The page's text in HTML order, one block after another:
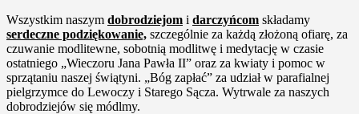
Wszystkim naszym dobrodziejom i darczyńcom składamy
serdeczne podziękowanie, szczególnie za każdą złożoną ofiarę, za
czuwanie modlitewne, sobotnią modlitwę i medytację w czasie
ostatniego „Wieczoru Jana Pawła II” oraz za kwiaty i pomoc w
sprzątaniu naszej świątyni. „Bóg zapłać” za udział w parafialnej
pielgrzymce do Lewoczy i Starego Sącza. Wytrwale za naszych
dobrodziejów się módlmy.